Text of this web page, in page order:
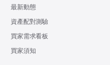
最新動態
資產配對測驗
買家需求看板
買家須知